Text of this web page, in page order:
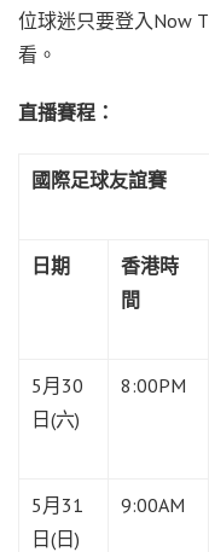
位球迷只要登入Now
看。
直播賽程：
國際足球友誼賽
日期
香港時
間
5月30
日(六)
8:00PM
5月31
日(日)
9:00AM